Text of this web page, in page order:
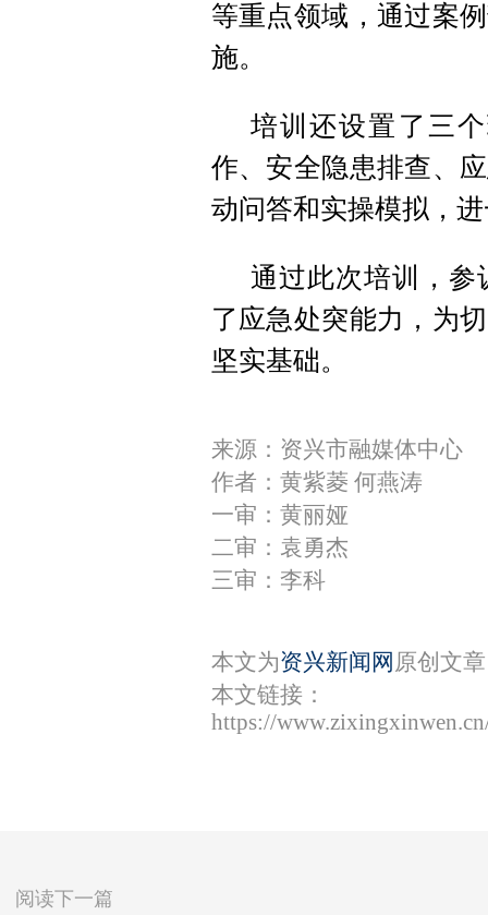
等重点领域，通过案
施。
培训还设置了三
作、安全隐患排查、
动问答和实操模拟，
通过此次培训，参
了应急处突能力，为
坚实基础。
来源：资兴市融媒体中心
作者：黄紫菱 何燕涛
一审：黄丽娅
二审：袁勇杰
三审：李科
本文为资兴新闻网 原创文
本文链接：
https://
阅读下一篇